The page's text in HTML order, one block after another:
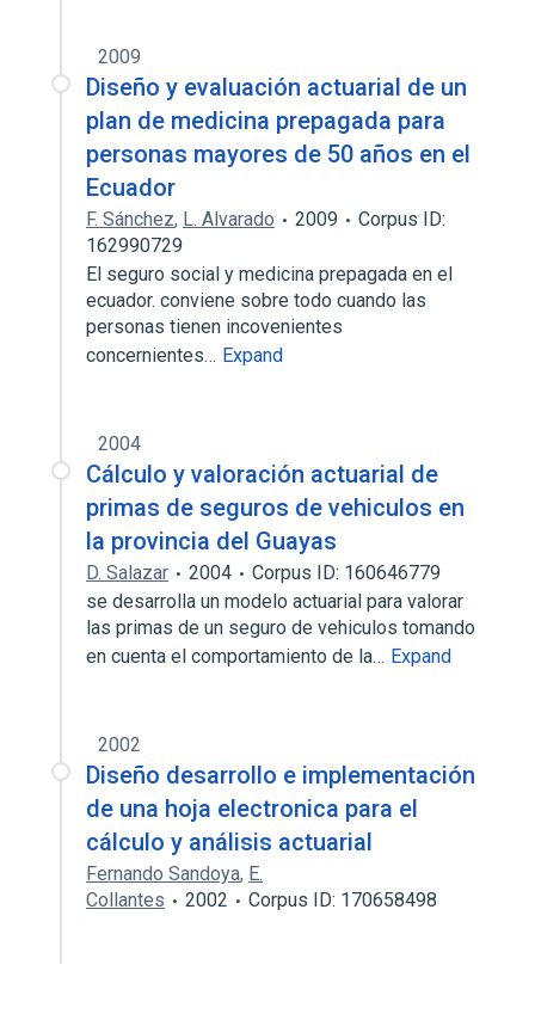
2009
Diseño y evaluación actuarial de un
plan de medicina prepagada para
personas mayores de 50 años en el
Ecuador
F. Sánchez, L. Alvarado 2009
Corpus ID:
162990729
El seguro social y medicina prepagada en el
ecuador. conviene sobre todo cuando las
personas tienen incovenientes
concernientes… Expand
2004
Cálculo y valoración actuarial de
primas de seguros de vehiculos en
la provincia del Guayas
D. Salazar 2004
Corpus ID: 160646779
se desarrolla un modelo actuarial para valorar
las primas de un seguro de vehiculos tomando
en cuenta el comportamiento de la… Expand
2002
Diseño desarrollo e implementación
de una hoja electronica para el
cálculo y análisis actuarial
Fernando Sandoya, E.
Collantes
2002 Corpus ID: 170658498